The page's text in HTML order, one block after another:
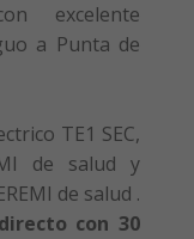
excelente
a Punta de
TE1 SEC,
de salud y
de salud .
con 30